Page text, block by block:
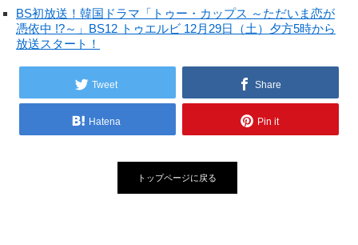
BS初放送！韓国ドラマ「トゥー・カップス ～ただいま恋が
憑依中 !?～」BS12 トゥエルビ 12月29日（土）夕方5時から
放送スタート！
Tweet Share
Hatena Pin it
トップページに戻る